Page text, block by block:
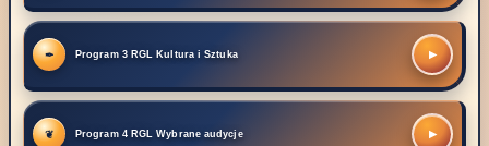
Program 3 RGL Kultura i Sztuka ▶
Program 4 RGL Wybrane audycje ▶